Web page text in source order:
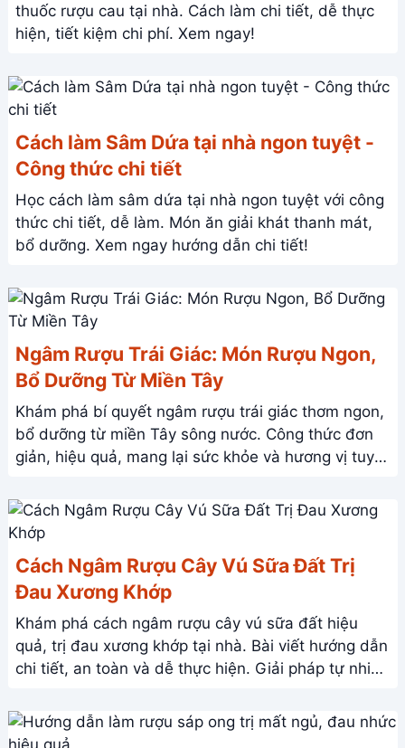
thuốc rượu cau tại nhà. Cách làm chi tiết, dễ thực
hiện, tiết kiệm chi phí. Xem ngay!
Cách làm Sâm Dứa tại nhà ngon tuyệt -
Công thức chi tiết
Học cách làm sâm dứa tại nhà ngon tuyệt với công
thức chi tiết, dễ làm. Món ăn giải khát thanh mát,
bổ dưỡng. Xem ngay hướng dẫn chi tiết!
Ngâm Rượu Trái Giác: Món Rượu Ngon,
Bổ Dưỡng Từ Miền Tây
Khám phá bí quyết ngâm rượu trái giác thơm ngon,
bổ dưỡng từ miền Tây sông nước. Công thức đơn
giản, hiệu quả, mang lại sức khỏe và hương vị tuyệt
Cách Ngâm Rượu Cây Vú Sữa Đất Trị
Đau Xương Khớp
Khám phá cách ngâm rượu cây vú sữa đất hiệu
quả, trị đau xương khớp tại nhà. Bài viết hướng dẫn
chi tiết, an toàn và dễ thực hiện. Giải pháp tự nhiên